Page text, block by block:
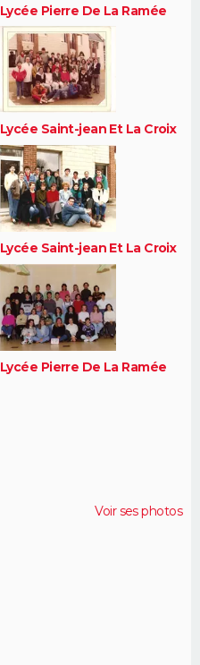
Lycée Pierre De La Ramée
Lycée Saint-jean Et La Croix
Lycée Saint-jean Et La Croix
Lycée Pierre De La Ramée
Voir ses photos